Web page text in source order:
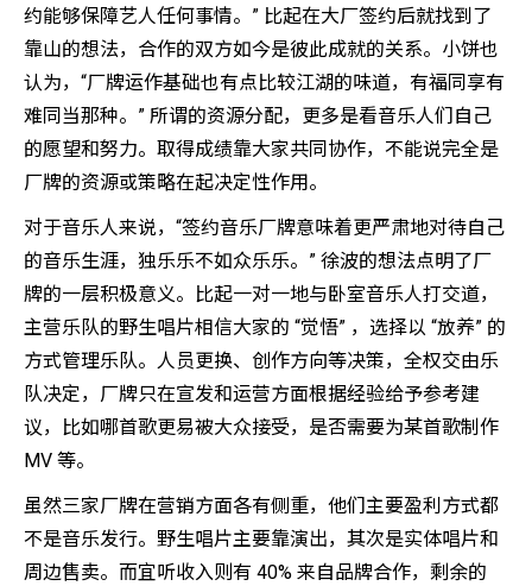
约能够保障艺人任何事情。” 比起在大厂签约后就找到了
靠山的想法，合作的双方如今是彼此成就的关系。小饼也
认为，“厂牌运作基础也有点比较江湖的味道，有福同享有
难同当那种。” 所谓的资源分配，更多是看音乐人们自己
的愿望和努力。取得成绩靠大家共同协作，不能说完全是
厂牌的资源或策略在起决定性作用。
对于音乐人来说，“签约音乐厂牌意味着更严肃地对待自己
的音乐生涯，独乐乐不如众乐乐。” 徐波的想法点明了厂
牌的一层积极意义。比起一对一地与卧室音乐人打交道，
主营乐队的野生唱片相信大家的 “觉悟” ，选择以 “放养” 的
方式管理乐队。人员更换、创作方向等决策，全权交由乐
队决定，厂牌只在宣发和运营方面根据经验给予参考建
议，比如哪首歌更易被大众接受，是否需要为某首歌制作
MV 等。
虽然三家厂牌在营销方面各有侧重，他们主要盈利方式都
不是音乐发行。野生唱片主要靠演出，其次是实体唱片和
周边售卖。而宜听收入则有 40% 来自品牌合作，剩余的